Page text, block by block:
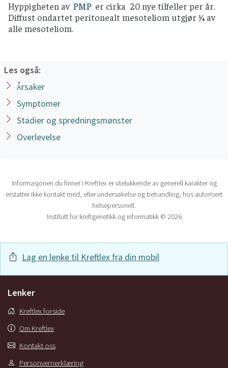
Hyppigheten av PMP er cirka 20 nye tilfeller per år.
Diffust ondartet peritonealt mesoteliom utgjør ¼ av
alle mesoteliom.
Les også:
Årsaker
Symptomer
Stadier og spredningsmønster
Overlevelse
Informasjonen du finner i Kreftlex er utelukkende av generell karakter og
erstatter ikke kontakt med, eller undersøkelse og behandling, hos autorisert
helsepersonell.
Institutt for kreftgenetikk og informatikk © 2026
Lag en lenke til Kreftlex fra din mobil
Lenker
Kreftlex forside
Om Kreftlex
Kontakt oss
Personvernerklæring